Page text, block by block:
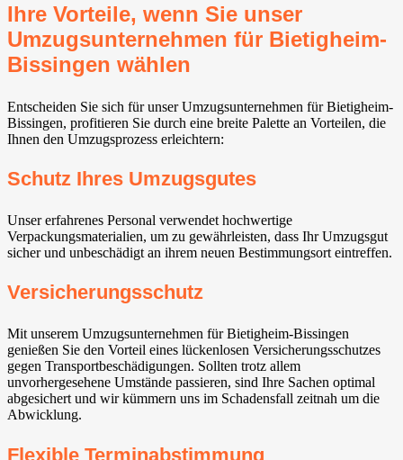
Ihre Vorteile, wenn Sie unser
Umzugsunternehmen für Bietigheim-
Bissingen⁠ wählen
Entscheiden Sie sich für unser Umzugsunternehmen für Bietigheim-
Bissingen⁠, profitieren Sie durch eine breite Palette an Vorteilen, die
Ihnen den Umzugsprozess erleichtern:
Schutz Ihres Umzugsgutes
Unser erfahrenes Personal verwendet hochwertige
Verpackungsmaterialien, um zu gewährleisten, dass Ihr Umzugsgut
sicher und unbeschädigt an ihrem neuen Bestimmungsort eintreffen.
Versicherungsschutz
Mit unserem Umzugsunternehmen für Bietigheim-Bissingen⁠
genießen Sie den Vorteil eines lückenlosen Versicherungsschutzes
gegen Transportbeschädigungen. Sollten trotz allem
unvorhergesehene Umstände passieren, sind Ihre Sachen optimal
abgesichert und wir kümmern uns im Schadensfall zeitnah um die
Abwicklung.
Flexible Terminabstimmung